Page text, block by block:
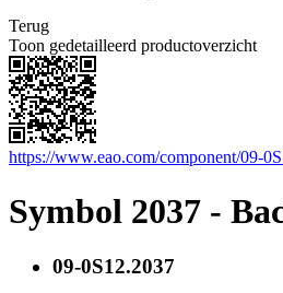
Terug
Toon gedetailleerd productoverzicht
https://www.eao.com/component/09-
Symbol 2037 -
09-0S12.2037